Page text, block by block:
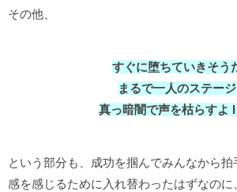
その他、
すぐに堕ちていきそう
まるで一人のステージ
真っ暗闇で声を枯らすよ
という部分も、成功を掴んでみんなから
感を感じるために入れ替わったはずなのに